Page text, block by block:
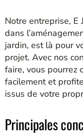
Notre entreprise, E
dans
jardin, est là pour
projet. Avec nos
faire, vous pourrez
facilement et
issus de votre
Principales